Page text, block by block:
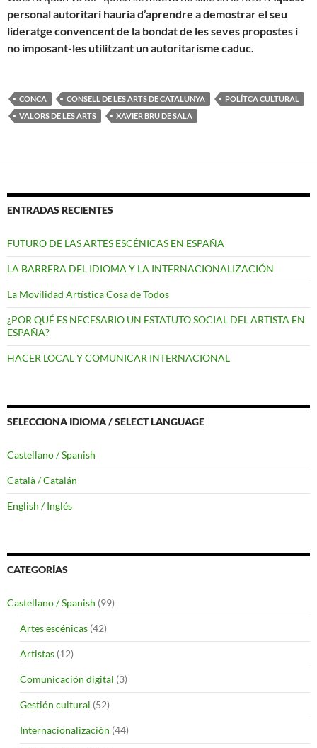
personal autoritari hauria d’aprendre a demostrar el seu
lideratge convencent de la bondat de les seves propostes i
no imposant-les utilitzant un autoritarisme caduc.
CONCA CONSELL DE LES ARTS DE CATALUNYA
POLÍTCA CULTURAL
VALORS DE LES ARTS
XAVIER BRU DE SALA
ENTRADAS RECIENTES
FUTURO DE LAS ARTES ESCÉNICAS EN ESPAÑA
LA BARRERA DEL IDIOMA Y LA INTERNACIONALIZACIÓN
La Movilidad Artística Cosa de Todos
¿POR QUÉ ES NECESARIO UN ESTATUTO SOCIAL DEL ARTISTA EN
ESPAÑA?
HACER LOCAL Y COMUNICAR INTERNACIONAL
SELECCIONA IDIOMA / SELECT LANGUAGE
Castellano / Spanish
Català / Catalán
English / Inglés
CATEGORÍAS
Castellano / Spanish (99)
Artes escénicas (42)
Artistas (12)
Comunicación digital (3)
Gestión cultural (52)
Internacionalización (44)